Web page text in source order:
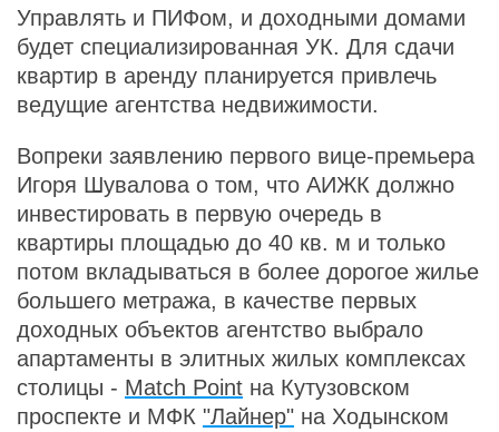
Управлять и ПИФом, и доходными домами
будет специализированная УК. Для сдачи
квартир в аренду планируется привлечь
ведущие агентства недвижимости.
Вопреки заявлению первого вице-премьера
Игоря Шувалова о том, что АИЖК должно
инвестировать в первую очередь в
квартиры площадью до 40 кв. м и только
потом вкладываться в более дорогое жилье
большего метража, в качестве первых
доходных объектов агентство выбрало
апартаменты в элитных жилых комплексах
столицы - Match Point на Кутузовском
проспекте и МФК "Лайнер" на Ходынском